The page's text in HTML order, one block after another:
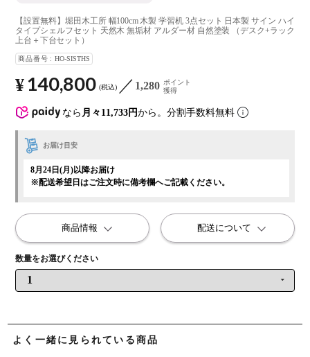
よく一緒に見られている商品
【設置無料】堀田木工所 幅100cm 木製 学習机 3点セット 日本製 サイン ハイ
タイプシェルフセット 天然木 無垢材 アルダー材 自然塗装 （デスク+ラック
上台＋下台セット）
商品番号 HO-SISTHS
なら 月々11,733円から。分割手数料無料
¥ 140,800 税込 1,280 ポイント
獲得
お届け目安
8月24日(月)以降お届け
※配送希望日はご注文時に備考欄へご記載ください。
商品情報 配送について